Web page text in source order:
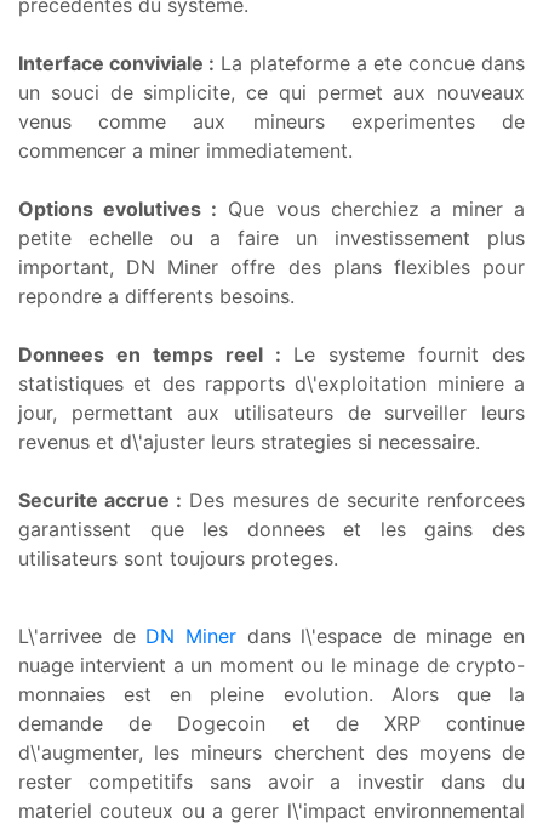
Interface conviviale : La plateforme a ete concue dans
un souci de simplicite, ce qui permet aux nouveaux
venus comme aux mineurs experimentes de
commencer a miner immediatement.
Options evolutives : Que vous cherchiez a miner a
petite echelle ou a faire un investissement plus
important, DN Miner offre des plans flexibles pour
repondre a differents besoins.
Donnees en temps reel : Le systeme fournit des
statistiques et des rapports d\'exploitation miniere a
jour, permettant aux utilisateurs de surveiller leurs
revenus et d\'ajuster leurs strategies si necessaire.
Securite accrue : Des mesures de securite renforcees
garantissent que les donnees et les gains des
utilisateurs sont toujours proteges.
L\'arrivee de DN Minerdans l\'espace de minage en
nuage intervient a un moment ou le minage de crypto-
monnaies est en pleine evolution. Alors que la
demande de Dogecoin et de XRP continue
d\'augmenter, les mineurs cherchent des moyens de
rester competitifs sans avoir a investir dans du
materiel couteux ou a gerer l\'impact environnemental